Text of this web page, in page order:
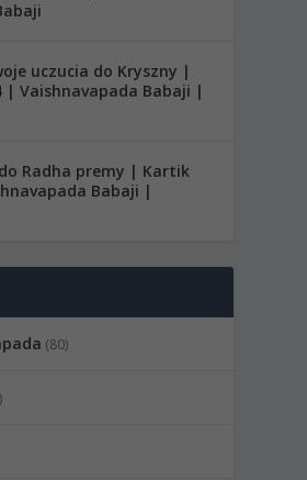
uczucia do Kryszny |
| Vaishnavapada Babaji |
Radha premy | Kartik
Babaji |
(80)